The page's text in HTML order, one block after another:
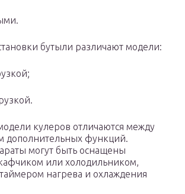
бутыли различают модели:
кулеров отличаются между
дополнительных функций.
могут быть оснащены
или холодильником,
нагрева и охлаждения